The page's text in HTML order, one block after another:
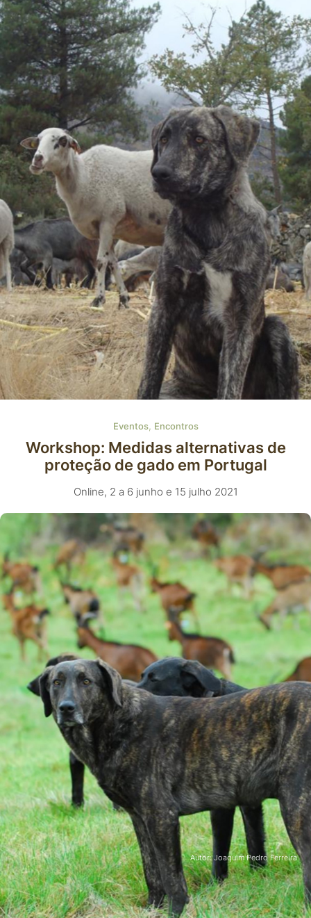
Eventos
7th Canine Science Forum
6-9 julho 2021
Eventos, Encontros
Workshop: Medidas alternativas de
proteção de gado em Portugal
Online, 2 a 6 junho e 15 julho 2021
Autor: Joaquim Pedro Ferreira